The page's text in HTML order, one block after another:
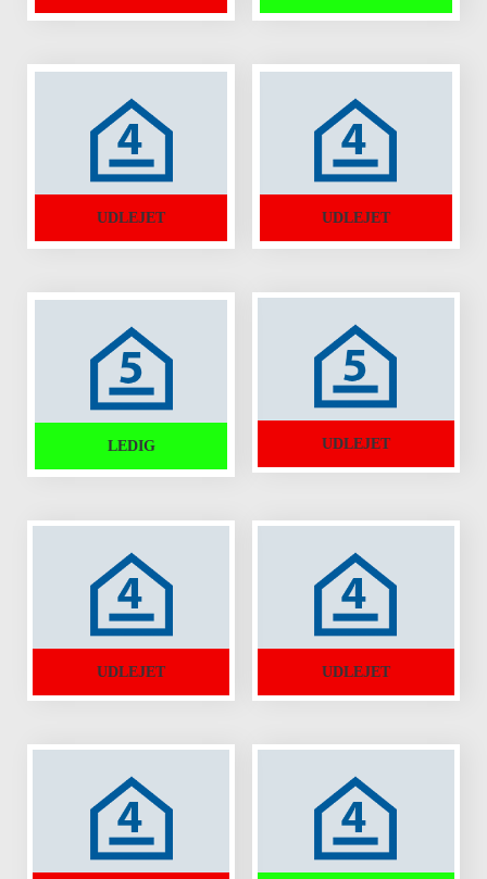
UDLEJET UDLEJET
LEDIG UDLEJET
UDLEJET UDLEJET